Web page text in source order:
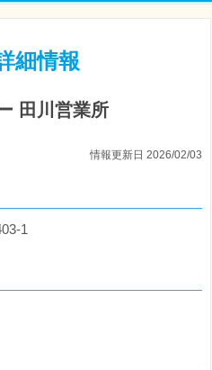
細情報
田川営業所
情報更新日 2026/02/03
1